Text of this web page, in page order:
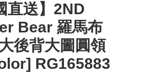
直送】2ND
Bear 羅馬布
後背大圖圓領
RG165883